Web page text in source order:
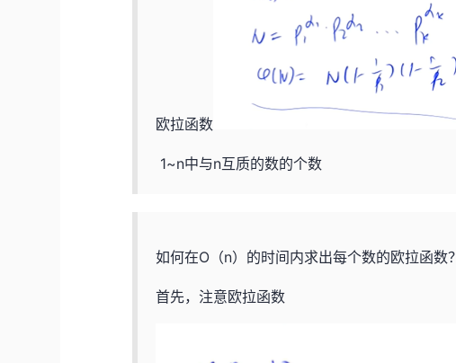
欧拉函数
1~n中与n互质的数的个数
如何在O（n）的时间内求出每个数的欧拉函数？
首先，注意欧拉函数